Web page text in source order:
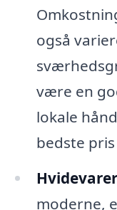
også
være en
lokale
bedste
moderne,